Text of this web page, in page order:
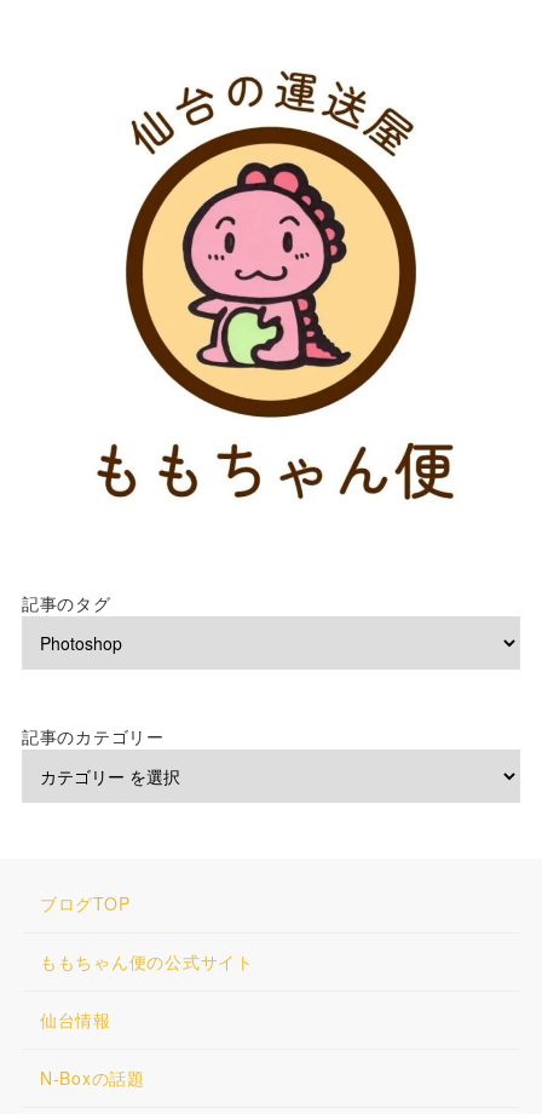
記事のタグ
記事のカテゴリー
ブログTOP
ももちゃん便の公式サイト
仙台情報
N-Boxの話題